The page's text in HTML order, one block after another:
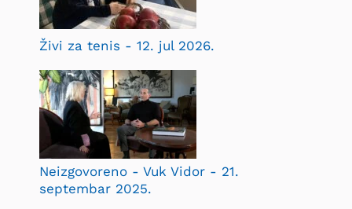
Živi za tenis - 12. jul 2026.
Neizgovoreno - Vuk Vidor - 21.
septembar 2025.